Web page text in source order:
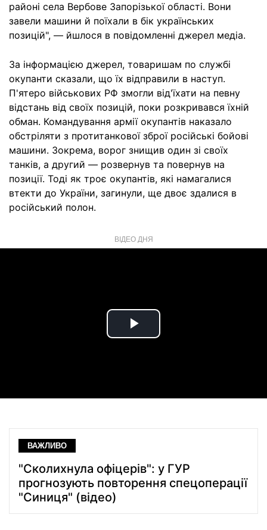
районі села Вербове Запорізької області. Вони
завели машини й поїхали в бік українських
позицій", — йшлося в повідомленні джерел медіа.
За інформацією джерел, товаришам по службі
окупанти сказали, що їх відправили в наступ.
П'ятеро військових РФ змогли від'їхати на певну
відстань від своїх позицій, поки розкривався їхній
обман. Командування армії окупантів наказало
обстріляти з протитанкової зброї російські бойові
машини. Зокрема, ворог знищив один зі своїх
танків, а другий — розвернув та повернув на
позиції. Тоді як троє окупантів, які намагалися
втекти до України, загинули, ще двоє здалися в
російський полон.
ВІДЕО ДНЯ
Play
ВАЖЛИВО
"Сколихнула офіцерів": у ГУР
прогнозують повторення спецоперації
"Синиця" (відео)